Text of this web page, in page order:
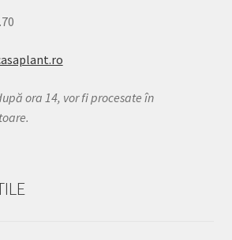
ora 14, vor fi procesate în